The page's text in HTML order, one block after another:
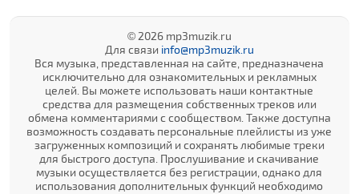
© 2026 mp3muzik.ru
Для связи info@mp3muzik.ru
Вся музыка, представленная на сайте, предназначена
исключительно для ознакомительных и рекламных
целей. Вы можете использовать наши контактные
средства для размещения собственных треков или
обмена комментариями с сообществом. Также доступна
возможность создавать персональные плейлисты из уже
загруженных композиций и сохранять любимые треки
для быстрого доступа. Прослушивание и скачивание
музыки осуществляется без регистрации, однако для
использования дополнительных функций необходимо